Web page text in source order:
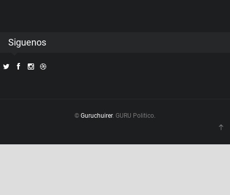
Siguenos
© Guruchuirer. GURU Politico.